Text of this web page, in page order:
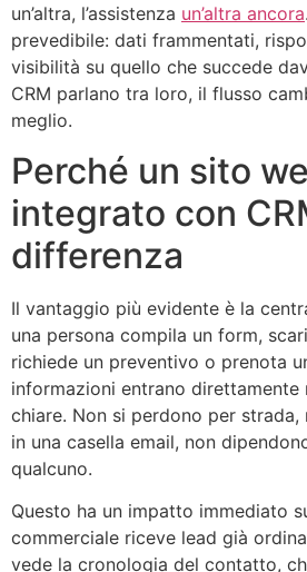
un’altra, l’assistenza un’altra ancora
prevedibile: dati frammentati,
visibilità su quello che succede
CRM parlano tra loro, il flusso
meglio.
Perché un sito
integrato con
differenza
Il vantaggio più evidente è la
una persona compila un form,
richiede un preventivo o prenota
informazioni entrano direttamente
chiare. Non si perdono per
in una casella email, non
qualcuno.
Questo ha un impatto immediato
commerciale riceve lead già
vede la cronologia del contatto,